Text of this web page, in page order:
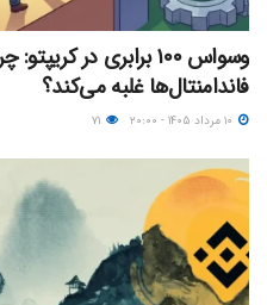
وسواس ۱۰۰ برابری در
فاندامنتال‌ها غلبه می‌کند؟